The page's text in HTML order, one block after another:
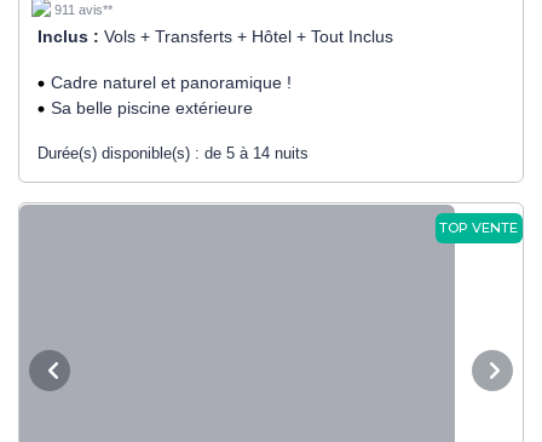
911 avis**
Inclus : Vols + Transferts + Hôtel + Tout Inclus
Cadre naturel et panoramique !
Sa belle piscine extérieure
Durée(s) disponible(s) : de 5 à 14 nuits
TOP VENTE